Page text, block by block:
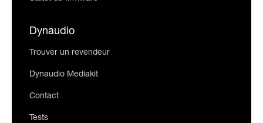
Dynaudio
Trouver un revendeur
Dynaudio Mediakit
Contact
Tests